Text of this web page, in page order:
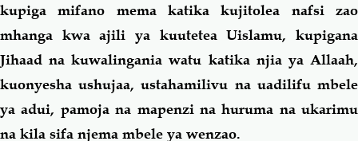
kupiga mifano mema katika kujitolea nafsi zao
mhanga kwa ajili ya kuutetea Uislamu, kupigana
Jihaad na kuwalingania watu katika njia ya Allaah,
kuonyesha ushujaa, ustahamilivu na uadilifu mbele
ya adui, pamoja na mapenzi na huruma na ukarimu
na kila sifa njema mbele ya wenzao.